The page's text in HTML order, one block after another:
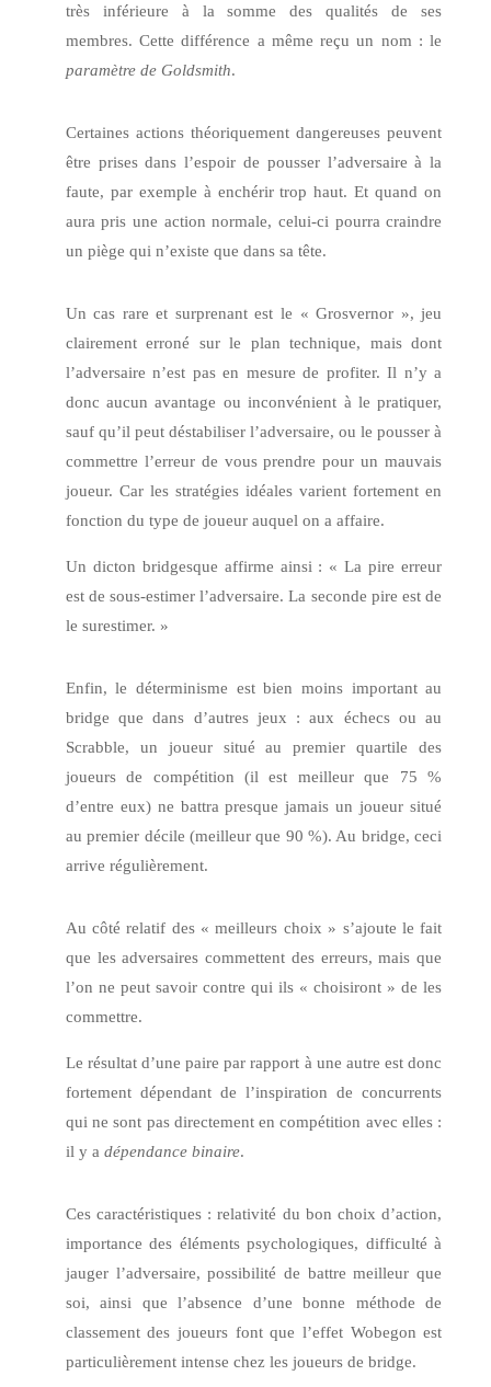
très inférieure à la somme des qualités de ses
membres. Cette différence a même reçu un nom : le
paramètre de Goldsmith.
Certaines actions théoriquement dangereuses peuvent
être prises dans l’espoir de pousser l’adversaire à la
faute, par exemple à enchérir trop haut. Et quand on
aura pris une action normale, celui-ci pourra craindre
un piège qui n’existe que dans sa tête.
Un cas rare et surprenant est le « Grosvernor », jeu
clairement erroné sur le plan technique, mais dont
l’adversaire n’est pas en mesure de profiter. Il n’y a
donc aucun avantage ou inconvénient à le pratiquer,
sauf qu’il peut déstabiliser l’adversaire, ou le pousser à
commettre l’erreur de vous prendre pour un mauvais
joueur. Car les stratégies idéales varient fortement en
fonction du type de joueur auquel on a affaire.
Un dicton bridgesque affirme ainsi : « La pire erreur
est de sous-estimer l’adversaire. La seconde pire est de
le surestimer. »
Enfin, le déterminisme est bien moins important au
bridge que dans d’autres jeux : aux échecs ou au
Scrabble, un joueur situé au premier quartile des
joueurs de compétition (il est meilleur que 75 %
d’entre eux) ne battra presque jamais un joueur situé
au premier décile (meilleur que 90 %). Au bridge, ceci
arrive régulièrement.
Au côté relatif des « meilleurs choix » s’ajoute le fait
que les adversaires commettent des erreurs, mais que
l’on ne peut savoir contre qui ils « choisiront » de les
commettre.
Le résultat d’une paire par rapport à une autre est donc
fortement dépendant de l’inspiration de concurrents
qui ne sont pas directement en compétition avec elles :
il y a dépendance binaire.
Ces caractéristiques : relativité du bon choix d’action,
importance des éléments psychologiques, difficulté à
jauger l’adversaire, possibilité de battre meilleur que
soi, ainsi que l’absence d’une bonne méthode de
classement des joueurs font que l’effet Wobegon est
particulièrement intense chez les joueurs de bridge.